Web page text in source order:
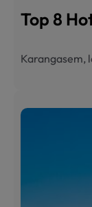
Top 8
Karangasem,